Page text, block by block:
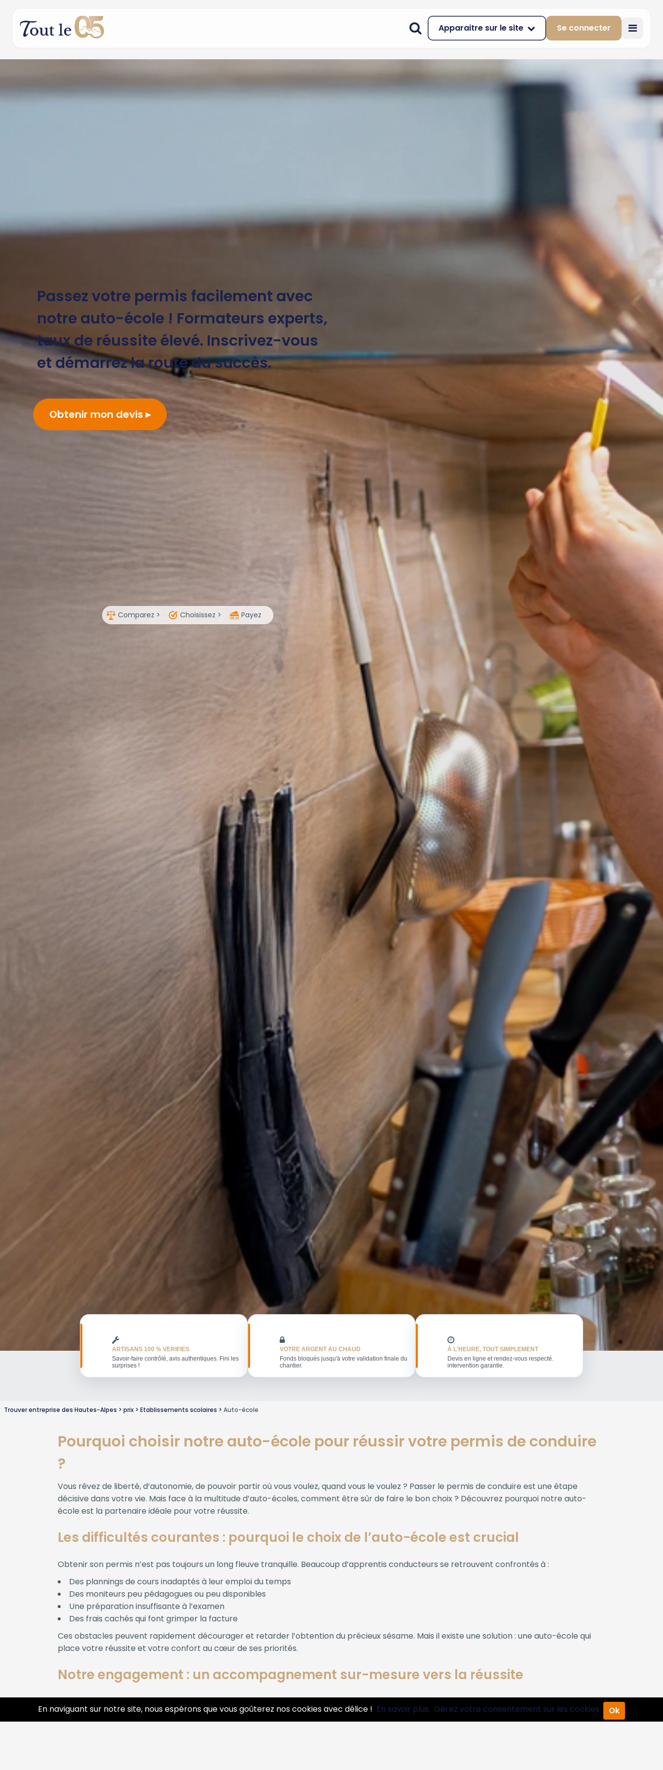
Apparaitre sur le site Se connecter
Passez votre permis facilement avec
notre auto-école ! Formateurs experts,
taux de réussite élevé. Inscrivez-vous
et démarrez la route du succès.
Obtenir mon devis
Comparez > Choisissez > Payez
ARTISANS 100 % VERIFIES
Savoir-faire contrôlé, avis authentiques. Fini les
surprises !
VOTRE ARGENT AU CHAUD
Fonds bloqués jusqu'à votre validation finale du
chantier.
À L'HEURE, TOUT SIMPLEMENT
Devis en ligne et rendez-vous respecté.
intervention garantie.
Trouver entreprise des Hautes-Alpes prix Etablissements scolaires Auto-école
Pourquoi choisir notre auto-école pour réussir votre permis de conduire
?
Vous rêvez de liberté, d’autonomie, de pouvoir partir où vous voulez, quand vous le voulez ? Passer le permis de conduire est une étape
décisive dans votre vie. Mais face à la multitude d’auto-écoles, comment être sûr de faire le bon choix ? Découvrez pourquoi notre auto-
école est la partenaire idéale pour votre réussite.
Les difficultés courantes : pourquoi le choix de l’auto-école est crucial
Obtenir son permis n’est pas toujours un long fleuve tranquille. Beaucoup d’apprentis conducteurs se retrouvent confrontés à :
Des plannings de cours inadaptés à leur emploi du temps
Des moniteurs peu pédagogues ou peu disponibles
Une préparation insuffisante à l’examen
Des frais cachés qui font grimper la facture
Ces obstacles peuvent rapidement décourager et retarder l’obtention du précieux sésame. Mais il existe une solution : une auto-école qui
place votre réussite et votre confort au cœur de ses priorités.
Notre engagement : un accompagnement sur-mesure vers la réussite
Des moniteurs expérimentés et bienveillants: Nos formateurs sont diplômés et passionnés par leur métier. Leur objectif ? Vous faire
progresser à votre rythme, dans une ambiance sereine et motivante.
En naviguant sur notre site, nous espérons que vous goûterez nos cookies avec délice ! En savoir plus. Gérez votre consentement sur les cookies. Ok